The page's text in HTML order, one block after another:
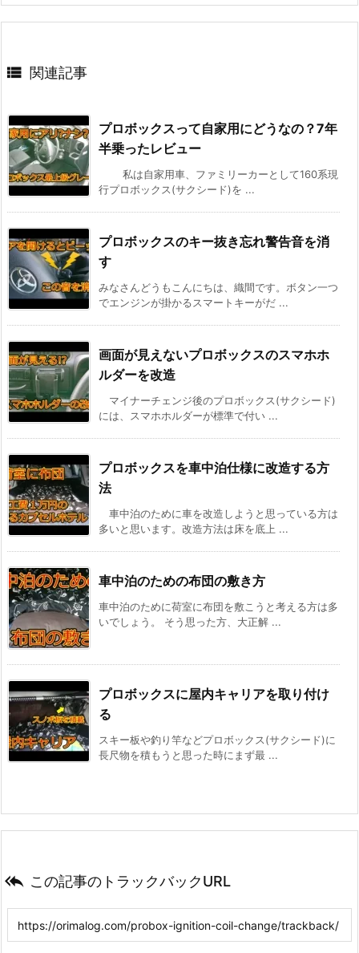
 関連記事
プロボックスって自家用にどうなの？7年
半乗ったレビュー
私は自家用車、ファミリーカーとして160系現
行プロボックス(サクシード)を ...
プロボックスのキー抜き忘れ警告音を消
す
みなさんどうもこんにちは、織間です。ボタン一つ
でエンジンが掛かるスマートキーがだ ...
画面が見えないプロボックスのスマホホ
ルダーを改造
マイナーチェンジ後のプロボックス(サクシード)
には、スマホホルダーが標準で付い ...
プロボックスを車中泊仕様に改造する方
法
車中泊のために車を改造しようと思っている方は
多いと思います。改造方法は床を底上 ...
車中泊のための布団の敷き方
車中泊のために荷室に布団を敷こうと考える方は多
いでしょう。 そう思った方、大正解 ...
プロボックスに屋内キャリアを取り付け
る
スキー板や釣り竿などプロボックス(サクシード)に
長尺物を積もうと思った時にまず最 ...
 この記事のトラックバックURL